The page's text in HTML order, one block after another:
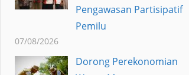
Pengawasan Partisipatif
Pemilu
07/08/2026
Dorong Perekonomian